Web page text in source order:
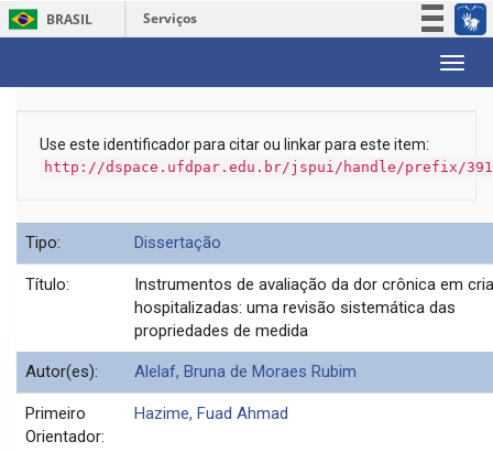
BRASIL
Serviços
Acesso à informação
Canais
Use este identificador para citar ou linkar para este item:
http://dspace.ufdpar.edu.br/jspui/handle/prefix/391
Tipo: Dissertação
Título:
Instrumentos de avaliação da dor crônica em
hospitalizadas: uma revisão sistemática das
propriedades de medida
Autor(es): Alelaf, Bruna de Moraes Rubim
Primeiro
Orientador:
Hazime, Fuad Ahmad